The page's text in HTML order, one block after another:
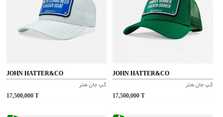
JOHN HATTER&CO
کپ جان هتر
17,500,000
JOHN HATTER&CO
کپ جان هتر
17,500,000